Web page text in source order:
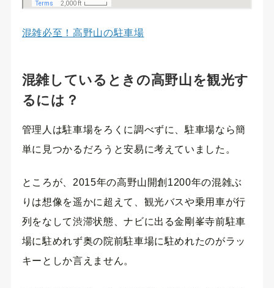
混雑必至！高野山の駐車場
混雑しているときの高野山を観光す
るには？
管理人は駐車場をろくに調べずに、駐車場なら簡
単に見つかるだろうと安易に考えていました。
ところが、2015年の高野山開創1200年の混雑ぶ
りは想像を遥かに超えて、観光バスや乗用車が行
列をなして渋滞状態、ナビに出る金剛峯寺前駐車
場に駐めれず奥の院前駐車場に駐めれたのがラッ
キーとしか言えません。